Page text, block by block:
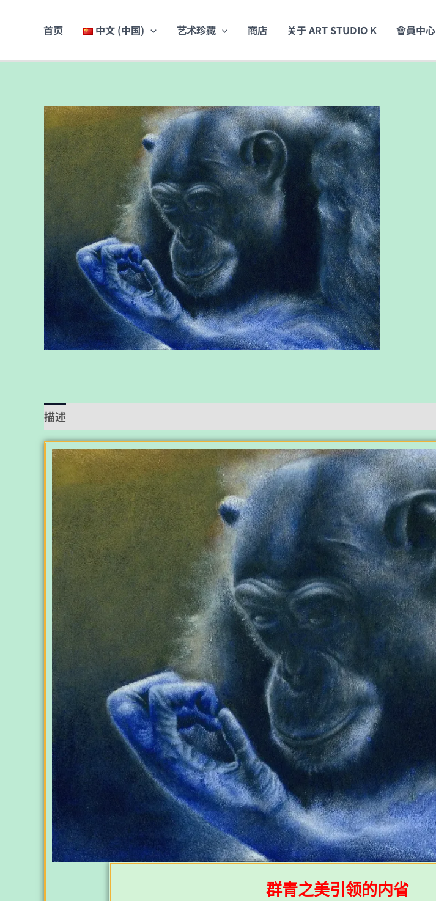
容
首页 中文 (中国) 艺术珍藏 商店 关于 ART STUDIO K 會員中心
描述
群青之美引领的内省